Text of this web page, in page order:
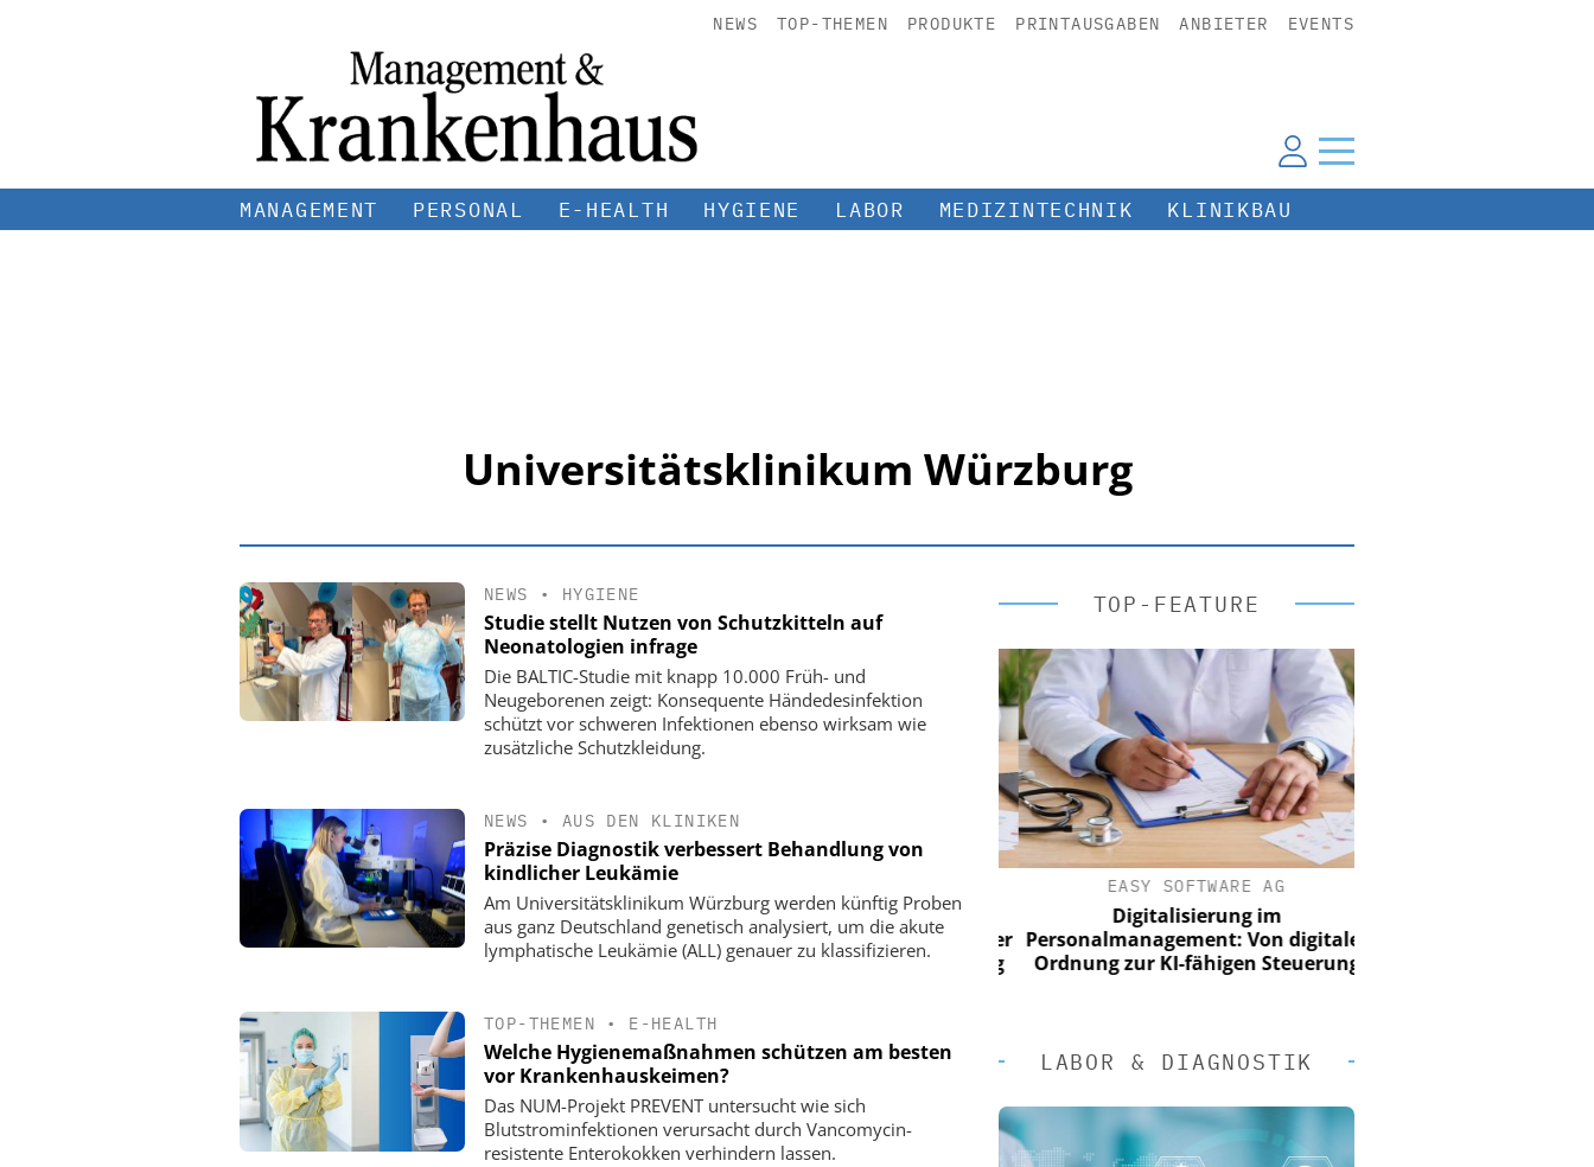
NEWS TOP-THEMEN PRODUKTE PRINTAUSGABEN ANBIETER EVENTS
MANAGEMENT PERSONAL E-HEALTH HYGIENE LABOR MEDIZINTECHNIK KLINIKBAU
Universitätsklinikum Würzburg
NEWS • HYGIENE
Studie stellt Nutzen von Schutzkitteln auf
Neonatologien infrage
Die BALTIC-Studie mit knapp 10.000 Früh- und
Neugeborenen zeigt: Konsequente Händedesinfektion
schützt vor schweren Infektionen ebenso wirksam wie
zusätzliche Schutzkleidung.
NEWS • AUS DEN KLINIKEN
Präzise Diagnostik verbessert Behandlung von
kindlicher Leukämie
Am Universitätsklinikum Würzburg werden künftig Proben
aus ganz Deutschland genetisch analysiert, um die akute
lymphatische Leukämie (ALL) genauer zu klassifizieren.
TOP-THEMEN • E-HEALTH
Welche Hygienemaßnahmen schützen am besten
vor Krankenhauskeimen?
Das NUM-Projekt PREVENT untersucht wie sich
Blutstrominfektionen verursacht durch Vancomycin-
resistente Enterokokken verhindern lassen.
TOP-FEATURE
EASY SOFTWARE AG
Digitalisierung im
Personalmanagement: Von digitaler
Ordnung zur KI-fähigen Steuerung
Digitalisierung im
Personalmanagement: Von digitaler
Ordnung zur KI-fähigen Steuerung
EASY SOFTWARE AG
Digitalisierung im
Personalmanagement: Von digitaler
Ordnung zur KI-fähigen Steuerung
LABOR & DIAGNOSTIK